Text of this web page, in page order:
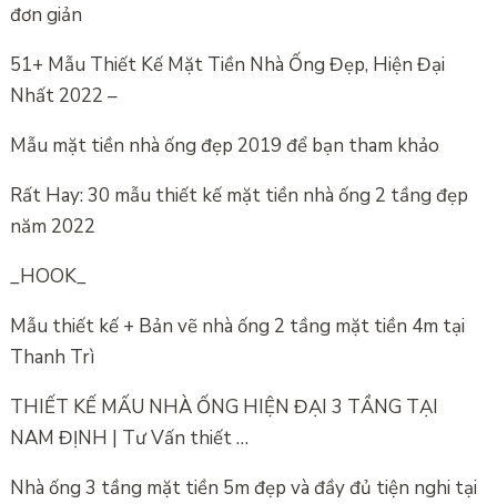
đơn giản
51+ Mẫu Thiết Kế Mặt Tiền Nhà Ống Đẹp, Hiện Đại
Nhất 2022 –
Mẫu mặt tiền nhà ống đẹp 2019 để bạn tham khảo
Rất Hay: 30 mẫu thiết kế mặt tiền nhà ống 2 tầng đẹp
năm 2022
_HOOK_
Mẫu thiết kế + Bản vẽ nhà ống 2 tầng mặt tiền 4m tại
Thanh Trì
THIẾT KẾ MẤU NHÀ ỐNG HIỆN ĐẠI 3 TẦNG TẠI
NAM ĐỊNH | Tư Vấn thiết …
Nhà ống 3 tầng mặt tiền 5m đẹp và đầy đủ tiện nghi tại